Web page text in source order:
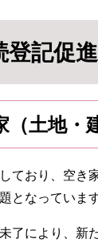
登記促
（土地・
ており、空き
となっています
了により、新